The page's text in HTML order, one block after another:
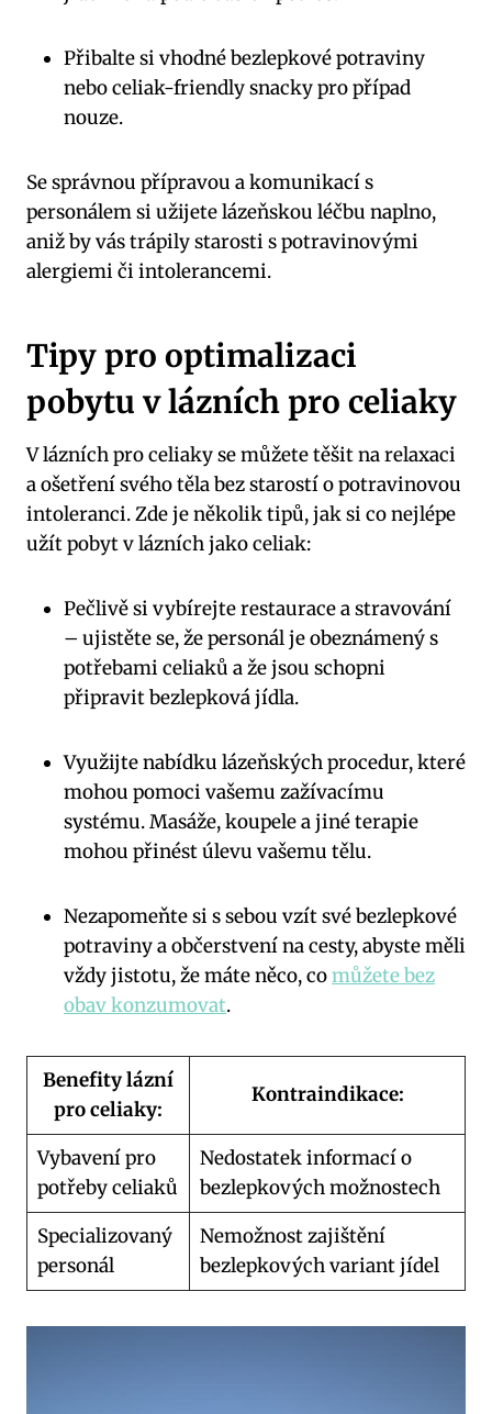
Přibalte si vhodné bezlepkové potraviny
nebo celiak-friendly snacky pro případ
nouze.
Se správnou přípravou a komunikací s
personálem si užijete lázeňskou léčbu naplno,
aniž by vás trápily starosti s potravinovými
alergiemi či intolerancemi.
Tipy pro optimalizaci
pobytu v lázních pro celiaky
V lázních pro celiaky se můžete těšit na relaxaci
a ošetření svého těla bez starostí o potravinovou
intoleranci. Zde je několik tipů, jak si co nejlépe
užít pobyt v lázních jako celiak:
Pečlivě si vybírejte restaurace a stravování
– ujistěte se, že personál je obeznámený s
potřebami celiaků a že jsou schopni
připravit bezlepková jídla.
Využijte nabídku lázeňských procedur, které
mohou pomoci vašemu zažívacímu
systému. Masáže, koupele a jiné terapie
mohou přinést úlevu vašemu tělu.
Nezapomeňte si s sebou vzít své bezlepkové
potraviny a občerstvení na cesty, abyste měli
vždy jistotu, že máte něco, comůžete bez
obav konzumovat.
Benefity lázní
pro celiaky:
Kontraindikace:
Vybavení pro
potřeby celiaků
Nedostatek informací o
bezlepkových možnostech
Specializovaný
personál
Nemožnost zajištění
bezlepkových variant jídel